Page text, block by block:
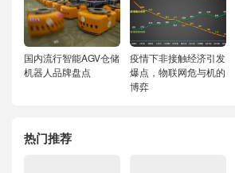
国内流行智能AGV仓储
机器人品牌盘点
疫情下非接触经济引发
爆点，物联网危与机的
博弈
热门推荐